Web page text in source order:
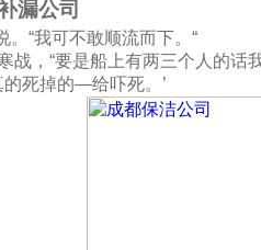
漏公司
。“我可不敢顺流而下。“
战，“要是船上有两三个人的
的死掉的—给吓死。’